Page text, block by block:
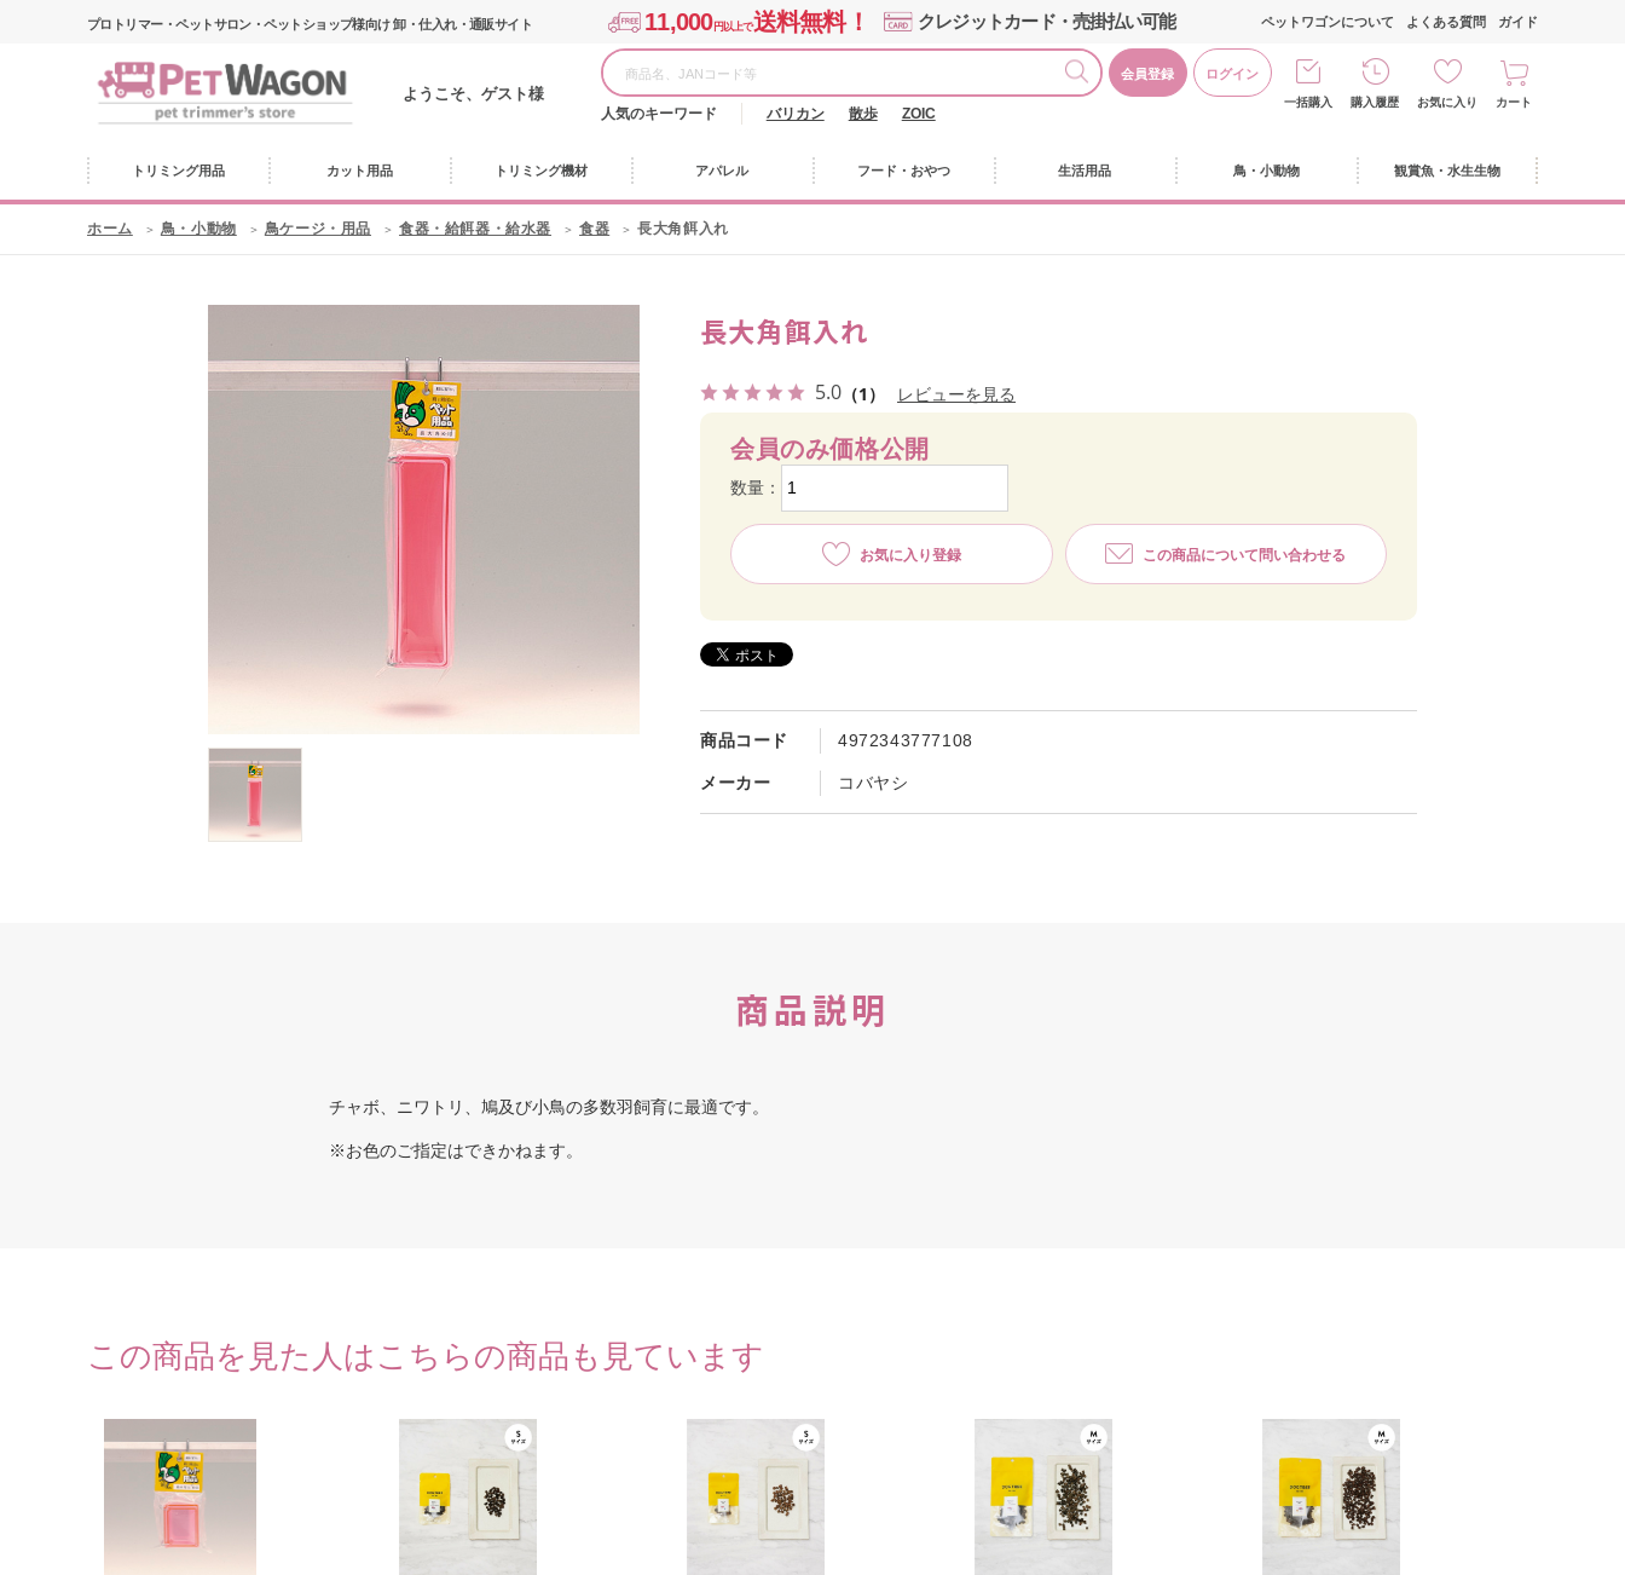
プロトリマー・ペットサロン・ペットショップ様向け 卸・仕入れ・通販サイト 11,000円以上で送料無料！ クレジットカード・売掛払い可能
ようこそ、ゲスト様
会員登録 ログイン
人気のキーワード バリカン 散歩 ZOIC
ペットワゴンについて よくある質問 ガイド
一括購入 購入履歴 お気に入り カート
トリミング用品 カット用品 トリミング機材 アパレル フード・おやつ 生活用品 鳥・小動物 観賞魚・水生生物
ホーム 鳥・小動物 鳥ケージ・用品 食器・給餌器・給水器 食器 長大角餌入れ
長大角餌入れ
5.0 （1） レビューを見る
商品コード 4972343777108
メーカー コバヤシ
会員のみ価格公開
数量：
お気に入り登録 この商品について問い合わせる
商品説明
チャボ、ニワトリ、鳩及び小鳥の多数羽飼育に最適です。
※お色のご指定はできかねます。
この商品を見た人はこちらの商品も見ています